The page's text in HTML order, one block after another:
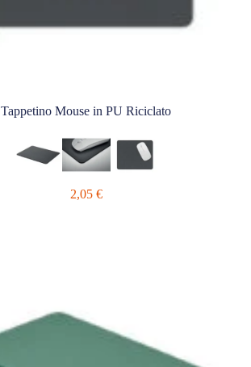
Tappetino Mouse in PU Riciclato
2,05 €